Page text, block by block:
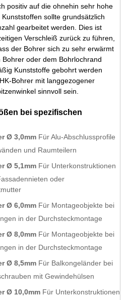
positiv auf die ohnehin sehr hohe
sollte grundsätzlich
gearbeitet werden. Dies ist
Verschleiß zurück zu führen,
der Bohrer sich zu sehr erwärmt
oder dem Bohrlochrand
Kunststoffe gebohrt werden
Bohrer mit langgezogener
sinnvoll sein.
bei spezifischen
Ø 3,0mm Für Alu-Abschlussprofile
und Raumteilern
Ø 5,1mm Für Unterkonstruktionen
oder
Ø 6,0mm Für Montageobjekte bei
in der Durchsteckmontage
Ø 8,0mm Für Montageobjekte bei
in der Durchsteckmontage
Ø 8,5mm Für Balkongeländer bei
mit Gewindehülsen
Ø 10,0mm Für Unterkonstruktionen